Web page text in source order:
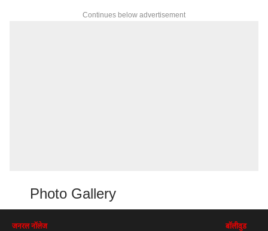
Continues below advertisement
Photo Gallery
जनरल नॉलेज बॉलीवुड